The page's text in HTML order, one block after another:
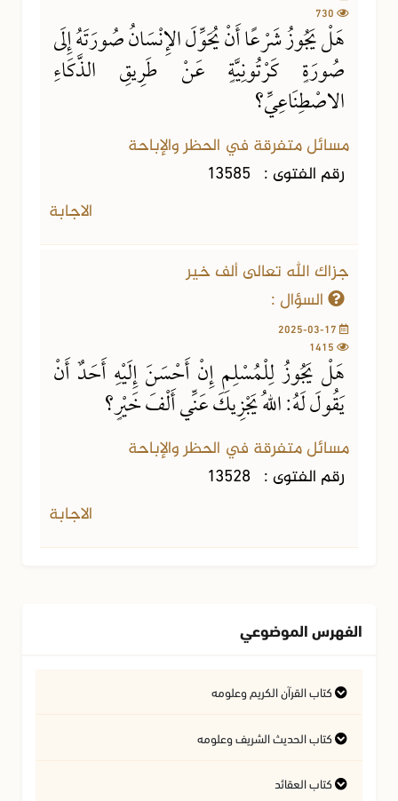
هَلْ يَجُوزُ شَرْعًا أَنْ يُحَوِّلَ الإِنْسَانُ صُورَتَهُ إِلَى
صُورَةٍ كَرْتُونِيَّةٍ عَنْ طَرِيقِ الذَّكَاءِ
الاصْطِنَاعِيِّ؟
مسائل متفرقة في الحظر والإباحة
رقم الفتوى : 13585
الاجابة
جزاك الله تعالى ألف خير
السؤال :
هَلْ يَجُوزُ لِلْمُسْلِمِ إِنْ أَحْسَنَ إِلَيْهِ أَحَدٌ أَنْ
يَقُولَ لَهُ: اللهُ يَجْزِيكَ عَنِّي أَلْفَ خَيْرٍ؟
مسائل متفرقة في الحظر والإباحة
رقم الفتوى : 13528
الاجابة
الفهرس الموضوعي
كتاب القرآن الكريم وعلومه
التفسير وعلوم القرآن
فتاوى متعلقة بالقرآن الكريم
كتاب الحديث الشريف وعلومه
فتاوى متعلقة بالحديث الشريف
كتاب العقائد